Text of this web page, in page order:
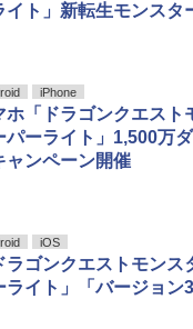
イト」新転生モンスタ
iPhone
ホ「ドラゴンクエスト
パーライト」1,500万
ャンペーン開催
iOS
ラゴンクエストモン
ライト」「バージョン